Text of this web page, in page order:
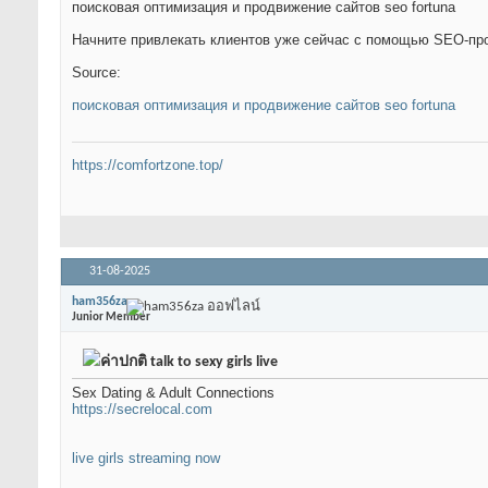
поисковая оптимизация и продвижение сайтов seo fortuna
Начните привлекать клиентов уже сейчас с помощью SEO-
Source:
поисковая оптимизация и продвижение сайтов seo fortuna
https://comfortzone.top/
31-08-2025
ham356za
Junior Member
talk to sexy girls live
Sex Dating & Adult Connections
https://secrelocal.com
live girls streaming now